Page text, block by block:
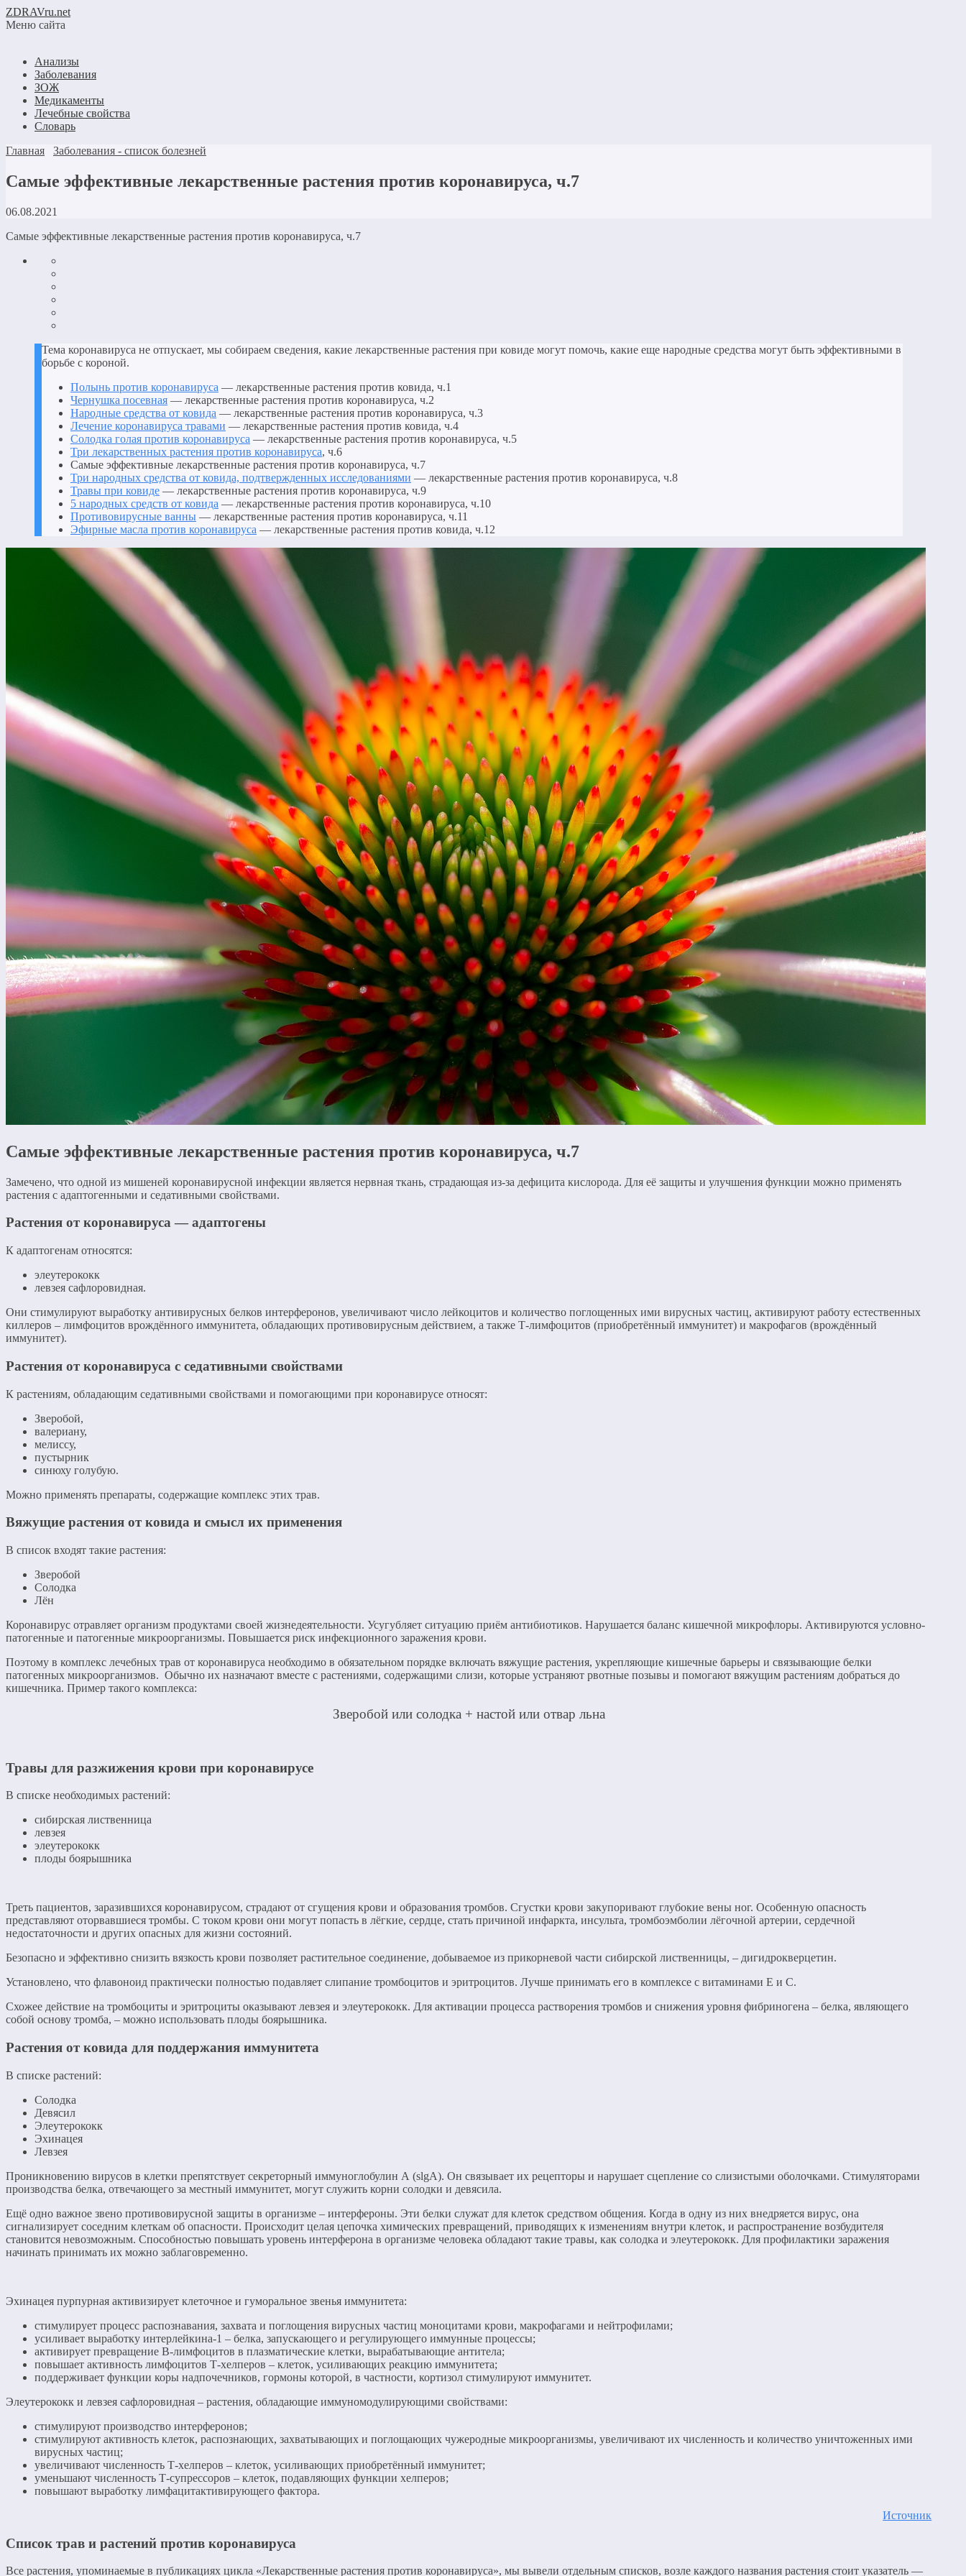
ZDRAVru.net
Меню сайта
Анализы
Заболевания
ЗОЖ
Медикаменты
Лечебные свойства
Словарь
Главная
Заболевания - список болезней
Самые эффективные лекарственные растения против коронавируса, ч.7
06.08.2021
Самые эффективные лекарственные растения против коронавируса, ч.7
Тема коронавируса не отпускает, мы собираем сведения, какие лекарственные растения при ковиде могут помочь, какие еще народные средства могут быть эффективными в
борьбе с короной.
Полынь против коронавируса — лекарственные растения против ковида, ч.1
Чернушка посевная — лекарственные растения против коронавируса, ч.2
Народные средства от ковида — лекарственные растения против коронавируса, ч.3
Лечение коронавируса травами — лекарственные растения против ковида, ч.4
Солодка голая против коронавируса — лекарственные растения против коронавируса, ч.5
Три лекарственных растения против коронавируса, ч.6
Самые эффективные лекарственные растения против коронавируса, ч.7
Три народных средства от ковида, подтвержденных исследованиями — лекарственные растения против коронавируса, ч.8
Травы при ковиде — лекарственные растения против коронавируса, ч.9
5 народных средств от ковида — лекарственные растения против коронавируса, ч.10
Противовирусные ванны — лекарственные растения против коронавируса, ч.11
Эфирные масла против коронавируса — лекарственные растения против ковида, ч.12
Самые эффективные лекарственные растения против коронавируса, ч.7
Замечено, что одной из мишеней коронавирусной инфекции является нервная ткань, страдающая из-за дефицита кислорода. Для её защиты и улучшения функции можно применять
растения с адаптогенными и седативными свойствами.
Растения от коронавируса — адаптогены
К адаптогенам относятся:
элеутерококк
левзея сафлоровидная.
Они стимулируют выработку антивирусных белков интерферонов, увеличивают число лейкоцитов и количество поглощенных ими вирусных частиц, активируют работу естественных
киллеров – лимфоцитов врождённого иммунитета, обладающих противовирусным действием, а также Т-лимфоцитов (приобретённый иммунитет) и макрофагов (врождённый
иммунитет).
Растения от коронавируса с седативными свойствами
К растениям, обладающим седативными свойствами и помогающими при коронавирусе относят:
Зверобой,
валериану,
мелиссу,
пустырник
синюху голубую.
Можно применять препараты, содержащие комплекс этих трав.
Вяжущие растения от ковида и смысл их применения
В список входят такие растения:
Зверобой
Солодка
Лён
Коронавирус отравляет организм продуктами своей жизнедеятельности. Усугубляет ситуацию приём антибиотиков. Нарушается баланс кишечной микрофлоры. Активируются условно-
патогенные и патогенные микроорганизмы. Повышается риск инфекционного заражения крови.
Поэтому в комплекс лечебных трав от коронавируса необходимо в обязательном порядке включать вяжущие растения, укрепляющие кишечные барьеры и связывающие белки
патогенных микроорганизмов. Обычно их назначают вместе с растениями, содержащими слизи, которые устраняют рвотные позывы и помогают вяжущим растениям добраться до
кишечника. Пример такого комплекса:
Зверобой или солодка + настой или отвар льна
Травы для разжижения крови при коронавирусе
В списке необходимых растений:
сибирская лиственница
левзея
элеутерококк
плоды боярышника
Треть пациентов, заразившихся коронавирусом, страдают от сгущения крови и образования тромбов. Сгустки крови закупоривают глубокие вены ног. Особенную опасность
представляют оторвавшиеся тромбы. С током крови они могут попасть в лёгкие, сердце, стать причиной инфаркта, инсульта, тромбоэмболии лёгочной артерии, сердечной
недостаточности и других опасных для жизни состояний.
Безопасно и эффективно снизить вязкость крови позволяет растительное соединение, добываемое из прикорневой части сибирской лиственницы, – дигидрокверцетин.
Установлено, что флавоноид практически полностью подавляет слипание тромбоцитов и эритроцитов. Лучше принимать его в комплексе с витаминами Е и С.
Схожее действие на тромбоциты и эритроциты оказывают левзея и элеутерококк. Для активации процесса растворения тромбов и снижения уровня фибриногена – белка, являющего
собой основу тромба, – можно использовать плоды боярышника.
Растения от ковида для поддержания иммунитета
В списке растений:
Солодка
Девясил
Элеутерококк
Эхинацея
Левзея
Проникновению вирусов в клетки препятствует секреторный иммуноглобулин А (slgА). Он связывает их рецепторы и нарушает сцепление со слизистыми оболочками. Стимуляторами
производства белка, отвечающего за местный иммунитет, могут служить корни солодки и девясила.
Ещё одно важное звено противовирусной защиты в организме – интерфероны. Эти белки служат для клеток средством общения. Когда в одну из них внедряется вирус, она
сигнализирует соседним клеткам об опасности. Происходит целая цепочка химических превращений, приводящих к изменениям внутри клеток, и распространение возбудителя
становится невозможным. Способностью повышать уровень интерферона в организме человека обладают такие травы, как солодка и элеутерококк. Для профилактики заражения
начинать принимать их можно заблаговременно.
Эхинацея пурпурная активизирует клеточное и гуморальное звенья иммунитета:
стимулирует процесс распознавания, захвата и поглощения вирусных частиц моноцитами крови, макрофагами и нейтрофилами;
усиливает выработку интерлейкина-1 – белка, запускающего и регулирующего иммунные процессы;
активирует превращение В-лимфоцитов в плазматические клетки, вырабатывающие антитела;
повышает активность лимфоцитов Т-хелперов – клеток, усиливающих реакцию иммунитета;
поддерживает функции коры надпочечников, гормоны которой, в частности, кортизол стимулируют иммунитет.
Элеутерококк и левзея сафлоровидная – растения, обладающие иммуномодулирующими свойствами:
стимулируют производство интерферонов;
стимулируют активность клеток, распознающих, захватывающих и поглощающих чужеродные микроорганизмы, увеличивают их численность и количество уничтоженных ими
вирусных частиц;
увеличивают численность Т-хелперов – клеток, усиливающих приобретённый иммунитет;
уменьшают численность Т-супрессоров – клеток, подавляющих функции хелперов;
повышают выработку лимфацитактивирующего фактора.
Источник
Список трав и растений против коронавируса
Все растения, упоминаемые в публикациях цикла «Лекарственные растения против коронавируса», мы вывели отдельным списков, возле каждого названия растения стоит указатель —